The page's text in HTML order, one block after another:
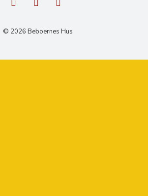
© 2026 Beboernes Hus